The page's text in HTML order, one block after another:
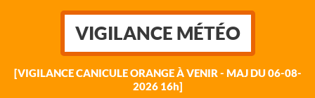
VIGILANCE MÉTÉO
[VIGILANCE CANICULE ORANGE À VENIR - MAJ DU 06-08-
2026 16h]